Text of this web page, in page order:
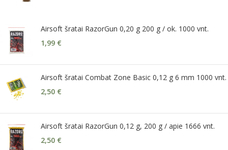
Airsoft šratai RazorGun 0,20 g 200 g / ok. 1000 vnt.
1,99 €
Airsoft šratai Combat Zone Basic 0,12 g 6 mm 1000 vnt.
2,50 €
Airsoft šratai RazorGun 0,12 g, 200 g / apie 1666 vnt.
2,50 €